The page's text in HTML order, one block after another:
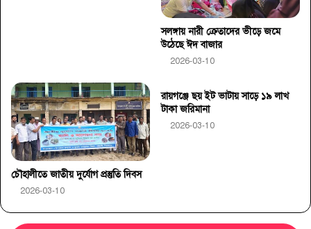
সলঙ্গায় নারী ক্রেতাদের ভীড়ে জমে
উঠেছে ঈদ বাজার
2026-03-10
চৌহালীতে জাতীয় দুর্যোগ প্রস্তুতি দিবস
2026-03-10
রায়গঞ্জে ছয় ইট ভাটায় সাড়ে ১৯ লাখ
টাকা জরিমানা
2026-03-10